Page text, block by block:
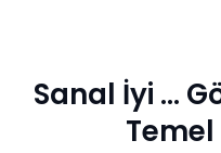
Sanal İyi ...